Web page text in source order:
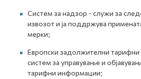
Систем за надзор - служи за
извозот и ја поддржува
мерки;
Европски задолжителни
систем за управување и
тарифни информации;